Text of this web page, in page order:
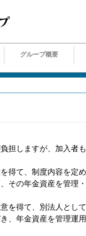
グループ概要
担しますが、加入者
得て、制度内容を定
その年金資産を管理
を得て、別法人とし
、年金資産を管理運